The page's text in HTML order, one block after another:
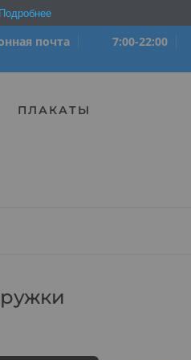
почта 7:00-22:00
ПЛАКАТЫ
Подробнее